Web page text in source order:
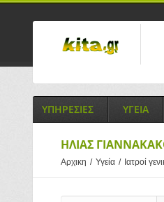
ΥΠΗΡΕΣΙΕΣ ΥΓΕΙΑ
ΗΛΙΑΣ
Αρχικη / Υγεία / Ιατροί